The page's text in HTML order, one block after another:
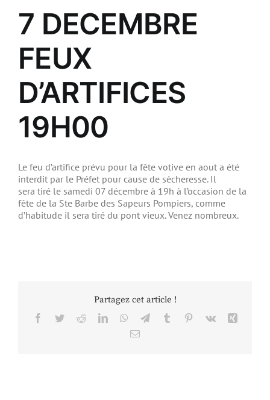
7 DECEMBRE
FEUX
D’ARTIFICES
19H00
Le feu d’artifice prévu pour la fête votive en aout a été
interdit par le Préfet pour cause de sècheresse. Il
sera tiré le samedi 07 décembre à 19h à l’occasion de la
fête de la Ste Barbe des Sapeurs Pompiers, comme
d’habitude il sera tiré du pont vieux. Venez nombreux.
Partagez cet article !
Facebook
TwitterRedditLinkedInWhatsApp
TelegramTumblr Pinterest
Vk
Email